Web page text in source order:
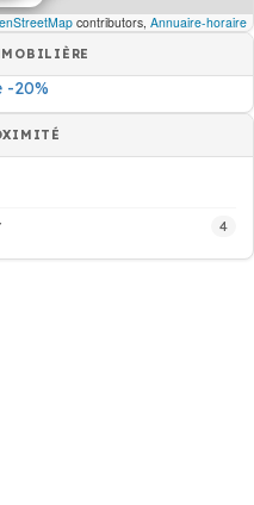
contributors, Annuaire-horaire
-20%
4